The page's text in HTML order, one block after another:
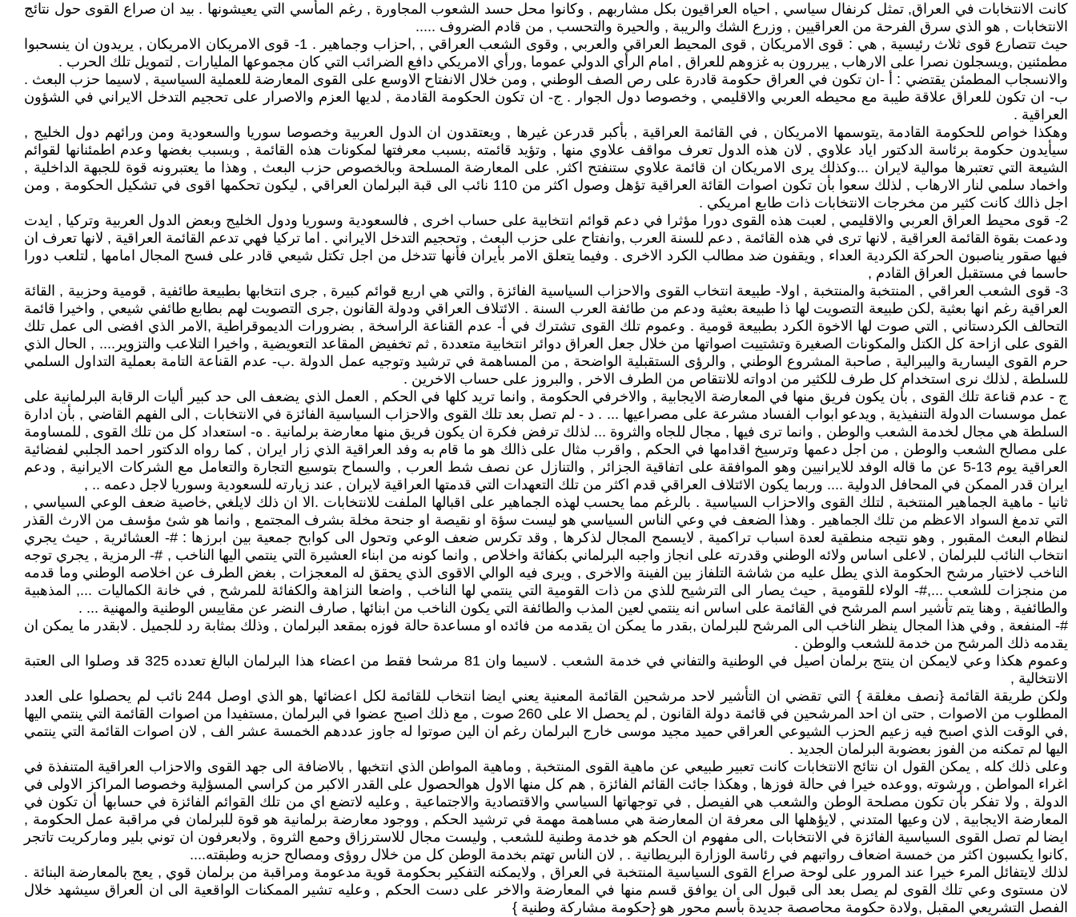
كانت الانتخابات في العراق, تمثل كرنفال سياسي , احياه العراقيون بكل مشاربهم , وكانوا محل حسد الشعوب المجاورة , رغم المأسي التي يعيشونها . بيد ان صراع القوى حول نتائج
الانتخابات , هو الذي سرق الفرحة من العراقيين , وزرع الشك والريبة , والحيرة والتحسب , من قادم الضروف .....
حيث تتصارع قوى ثلاث رئيسية , هي : قوى الامريكان , قوى المحيط العراقي والعربي , وقوى الشعب العراقي , ,احزاب وجماهير . 1- قوى الامريكان الامريكان , يريدون ان ينسحبوا
مطمئنين ,ويسجلون نصرا على الارهاب , يبررون به غزوهم للعراق , امام الرأي الدولي عموما ,ورأي الامريكي دافع الضرائب التي كان مجموعها المليارات , لتمويل تلك الحرب .
والانسجاب المطمئن يقتضي : أ -ان تكون في العراق حكومة قادرة على رص الصف الوطني , ومن خلال الانفتاح الاوسع على القوى المعارضة للعملية السياسية , لاسيما حزب البعث .
ب- ان تكون للعراق علاقة طيبة مع محيطه العربي والاقليمي , وخصوصا دول الجوار . ج- ان تكون الحكومة القادمة , لديها العزم والاصرار على تحجيم التدخل الايراني في الشؤون
العراقية .
وهكذا خواص للحكومة القادمة ,يتوسمها الامريكان , في القائمة العراقية , بأكبر قدرعن غيرها , ويعتقدون ان الدول العربية وخصوصا سوريا والسعودية ومن ورائهم دول الخليج ,
سيأيدون حكومة برئاسة الدكتور اياد علاوي , لان هذه الدول تعرف مواقف علاوي منها , وتؤيد قائمته ,بسبب معرفتها لمكونات هذه القائمة , وبسبب بغضها وعدم اطمئنانها لقوائم
الشيعة التي تعتبرها موالية لايران ...وكذلك يرى الامريكان ان قائمة علاوي ستنفتح اكثر, على المعارضة المسلحة وبالخصوص حزب البعث , وهذا ما يعتبرونه قوة للجبهة الداخلية ,
واخماد سلمي لنار الارهاب , لذلك سعوا بأن تكون اصوات القائة العراقية تؤهل وصول اكثر من 110 نائب الى قبة البرلمان العراقي , ليكون تحكمها اقوى في تشكيل الحكومة , ومن
اجل ذالك كانت كثير من مخرجات الانتخابات ذات طابع امريكي .
2- قوى محيط العراق العربي والاقليمي , لعبت هذه القوى دورا مؤثرا في دعم قوائم انتخابية على حساب اخرى , فالسعودية وسوريا ودول الخليج وبعض الدول العربية وتركيا , ايدت
ودعمت بقوة القائمة العراقية , لانها ترى في هذه القائمة , دعم للسنة العرب ,وانفتاح على حزب البعث , وتحجيم التدخل الايراني . اما تركيا فهي تدعم القائمة العراقية , لانها تعرف ان
فيها صقور يناصبون الحركة الكردية العداء , ويقفون ضد مطالب الكرد الاخرى . وفيما يتعلق الامر بأيران فأنها تتدخل من اجل تكتل شيعي قادر على فسح المجال امامها , لتلعب دورا
حاسما في مستقبل العراق القادم ,
3- قوى الشعب العراقي , المنتخبة والمنتخبة , اولا- طبيعة انتخاب القوى والاحزاب السياسية الفائزة , والتي هي اربع قوائم كبيرة , جرى انتخابها بطبيعة طائفية , قومية وحزبية , القائة
العراقية رغم انها بعثية ,لكن طبيعة التصويت لها ذا طبيعة بعثية ودعم من طائفة العرب السنة . الائتلاف العراقي ودولة القانون ,جرى التصويت لهم بطابع طائفي شيعي , واخيرا قائمة
التحالف الكردستاني , التي صوت لها الاخوة الكرد بطبيعة قومية . وعموم تلك القوى تشترك في أ- عدم القناعة الراسخة , بضرورات الديموقراطية ,الامر الذي افضى الى عمل تلك
القوى على ازاحة كل الكتل والمكونات الصغيرة وتشتييت اصواتها من خلال جعل العراق دوائر انتخابية متعددة , ثم تخفيض المقاعد التعويضية , واخيرا التلاعب والتزوير.... , الحال الذي
حرم القوى اليسارية واليبرالية , صاحبة المشروع الوطني , والرؤى الستقبلية الواضحة , من المساهمة في ترشيد وتوجيه عمل الدولة .ب- عدم القناعة التامة بعملية التداول السلمي
للسلطة , لذلك نرى استخدام كل طرف للكثير من ادواته للانتقاص من الطرف الاخر , والبروز على حساب الاخرين .
ج - عدم قناعة تلك القوى , بأن يكون فريق منها في المعارضة الايجابية , والاخرفي الحكومة , وانما تريد كلها في الحكم , العمل الذي يضعف الى حد كبير أليات الرقابة البرلمانية على
عمل موسسات الدولة التنفيذية , ويدعو ابواب الفساد مشرعة على مصراعيها ... . د - لم تصل بعد تلك القوى والاحزاب السياسية الفائزة في الانتخابات , الى الفهم القاضي , بأن ادارة
السلطة هي مجال لخدمة الشعب والوطن , وانما ترى فيها , مجال للجاه والثروة ... لذلك ترفض فكرة ان يكون فريق منها معارضة برلمانية . ه- استعداد كل من تلك القوى , للمساومة
على مصالح الشعب والوطن , من اجل دعمها وترسيخ اقدامها في الحكم , واقرب مثال على ذالك هو ما قام به وفد العراقية الذي زار ايران , كما رواه الدكتور احمد الجلبي لفضائية
العراقية يوم 13-5 عن ما قاله الوفد للايرانيين وهو الموافقة على اتفاقية الجزائر , والتنازل عن نصف شط العرب , والسماح بتوسيع التجارة والتعامل مع الشركات الايرانية , ودعم
ايران قدر الممكن في المحافل الدولية .... وربما يكون الائتلاف العراقي قدم اكثر من تلك التعهدات التي قدمتها العراقية لايران , عند زيارته للسعودية وسوريا لاجل دعمه .. ,
ثانيا - ماهية الجماهير المنتخبة , لتلك القوى والاحزاب السياسية . بالرغم مما يحسب لهذه الجماهير على اقبالها الملفت للانتخابات .الا ان ذلك لايلغي ,خاصية ضعف الوعي السياسي ,
التي تدمغ السواد الاعظم من تلك الجماهير . وهذا الضعف في وعي الناس السياسي هو ليست سؤة او نقيصة او جنحة مخلة بشرف المجتمع , وانما هو شئ مؤسف من الارث القذر
لنظام البعث المقبور , وهو نتيجه منطقية لعدة اسباب تراكمية , لايسمح المجال لذكرها , وقد تكرس ضعف الوعي وتحول الى كوابح جمعية بين ابرزها : #- العشائرية , حيث يجري
انتخاب النائب للبرلمان , لاعلى اساس ولائه الوطني وقدرته على انجاز واجبه البرلماني بكفائة واخلاص , وانما كونه من ابناء العشيرة التي ينتمي اليها الناخب , #- الرمزية , يجري توجه
الناخب لاختيار مرشح الحكومة الذي يطل عليه من شاشة التلفاز بين الفينة والاخرى , ويرى فيه الوالي الاقوى الذي يحقق له المعجزات , بغض الطرف عن اخلاصه الوطني وما قدمه
من منجزات للشعب ...,#- الولاء للقومية , حيث يصار الى الترشيح للذي من ذات القومية التي ينتمي لها الناخب , واضعا النزاهة والكفائة للمرشح , في خانة الكماليات ..., المذهبية
والطائفية , وهنا يتم تأشير اسم المرشح في القائمة على اساس انه ينتمي لعين المذب والطائفة التي يكون الناخب من ابنائها , صارف النضر عن مقاييس الوطنية والمهنية ... .
#- المنفعة , وفي هذا المجال ينظر الناخب الى المرشح للبرلمان ,بقدر ما يمكن ان يقدمه من فائده او مساعدة حالة فوزه بمقعد البرلمان , وذلك بمثابة رد للجميل . لابقدر ما يمكن ان
يقدمه ذلك المرشح من خدمة للشعب والوطن .
وعموم هكذا وعي لايمكن ان ينتج برلمان اصيل في الوطنية والتفاني في خدمة الشعب . لاسيما وان 81 مرشحا فقط من اعضاء هذا البرلمان البالغ تعدده 325 قد وصلوا الى العتبة
الانتخالية ,
ولكن طريقة القائمة {نصف مغلقة } التي تقضي ان التأشير لاحد مرشحين القائمة المعنية يعني ايضا انتخاب للقائمة لكل اعضائها ,هو الذي اوصل 244 نائب لم يحصلوا على العدد
المطلوب من الاصوات , حتى ان احد المرشحين في قائمة دولة القانون , لم يحصل الا على 260 صوت , مع ذلك اصبح عضوا في البرلمان ,مستفيدا من اصوات القائمة التي ينتمي اليها
,في الوقت الذي اصبح فيه زعيم الحزب الشيوعي العراقي حميد مجيد موسى خارج البرلمان رغم ان الين صوتوا له جاوز عددهم الخمسة عشر الف , لان اصوات القائمة التي ينتمي
اليها لم تمكنه من الفوز بعضوبة البرلمان الجديد .
وعلى ذلك كله , يمكن القول ان نتائج الانتخابات كانت تعبير طبيعي عن ماهية القوى المنتخبة , وماهية المواطن الذي انتخبها , بالاضافة الى جهد القوى والاحزاب العراقية المتنفذة في
اغراء المواطن , ورشوته ,ووعده خيرا في حالة فوزها , وهكذا جائت القائم الفائزة , هم كل منها الاول هوالحصول على القدر الاكبر من كراسي المسؤلية وخصوصا المراكز الاولى في
الدولة , ولا تفكر بأن تكون مصلحة الوطن والشعب هي الفيصل , في توجهاتها السياسي والاقتصادية والاجتماعية , وعليه لاتضع اي من تلك القوائم الفائزة في حسابها أن تكون في
المعارضة الايجابية , لان وعيها المتدني , لايؤهلها الى معرفة ان المعارضة هي مساهمة مهمة في ترشيد الحكم , ووجود معارضة برلمانية هو قوة للبرلمان في مراقبة عمل الحكومة ,
ايضا لم تصل القوى السياسية الفائزة في الانتخابات ,الى مفهوم ان الحكم هو خدمة وطنية للشعب , وليست مجال للاسترزاق وحمع الثروة , ولابعرفون ان توني بلير وماركريت تاتجر
,كانوا يكسبون اكثر من خمسة اضعاف رواتبهم في رئاسة الوزارة البريطانية . , لان الناس تهتم بخدمة الوطن كل من خلال روؤى ومصالح حزبه وطبقته....
لذلك لايتفائل المرء خيرا عند المرور على لوحة صراع القوى السياسية المنتخبة في العراق , ولايمكنه التفكير بحكومة قوية مدعومة ومراقبة من برلمان قوي , يعج بالمعارضة البنائة .
لان مستوى وعي تلك القوى لم يصل بعد الى قبول الى ان يوافق قسم منها في المعارضة والاخر على دست الحكم , وعليه تشير الممكنات الواقعية الى ان العراق سيشهد خلال
الفصل التشريعي المقبل ,ولادة حكومة محاصصة جديدة بأسم محور هو {حكومة مشاركة وطنية }